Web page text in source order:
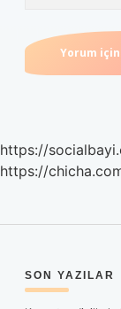
https://
https://
SON YAZILAR